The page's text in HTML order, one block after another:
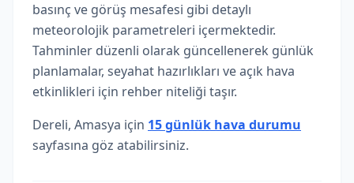
basınç ve görüş mesafesi gibi detaylı
meteorolojik parametreleri içermektedir.
Tahminler düzenli olarak güncellenerek günlük
planlamalar, seyahat hazırlıkları ve açık hava
etkinlikleri için rehber niteliği taşır.
Dereli, Amasya için 15 günlük hava durumu
sayfasına göz atabilirsiniz.